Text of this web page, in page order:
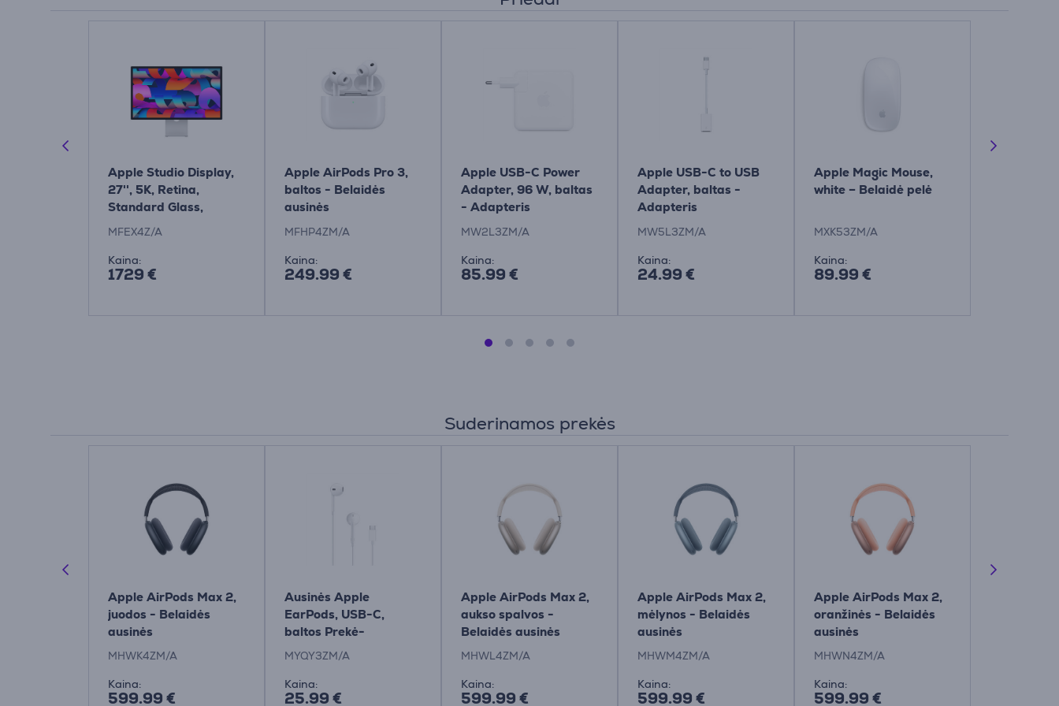
Apple Studio Display,
27'', 5K, Retina,
Standard Glass,
pakreipiamas stovas,
pilkas - Monitorius
MFEX4Z/A
Kaina:
1729 €
Apple AirPods Pro 3,
baltos - Belaidės
ausinės
MFHP4ZM/A
Kaina:
249.99 €
Apple USB-C Power
Adapter, 96 W, baltas
- Adapteris
MW2L3ZM/A
Kaina:
85.99 €
Apple USB-C to USB
Adapter, baltas -
Adapteris
MW5L3ZM/A
Kaina:
24.99 €
Apple Magic Mouse,
white – Belaidė pelė
MXK53ZM/A
Kaina:
89.99 €
Suderinamos prekės
Apple AirPods Max 2,
juodos - Belaidės
ausinės
MHWK4ZM/A
Kaina:
599.99 €
Ausinės Apple
EarPods, USB-C,
baltos Prekė-
MYQY3ZM/A
MYQY3ZM/A
Kaina:
25.99 €
Apple AirPods Max 2,
aukso spalvos -
Belaidės ausinės
MHWL4ZM/A
Kaina:
599.99 €
Apple AirPods Max 2,
mėlynos - Belaidės
ausinės
MHWM4ZM/A
Kaina:
599.99 €
Apple AirPods Max 2,
oranžinės - Belaidės
ausinės
MHWN4ZM/A
Kaina:
599.99 €